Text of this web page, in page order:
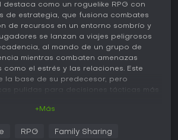
destaca como un roguelike RPG con
de estrategia, que fusiona combates
de recursos en un entorno sombrío y
se lanzan a viajes peligrosos
al mando de un grupo de
mientras combaten amenazas
como el estrés y las relaciones. Este
la base de su predecesor, pero
pulidas para decisiones tácticas más
II, el núcleo del juego gira en torno a
+Más
RPG Family Sharing